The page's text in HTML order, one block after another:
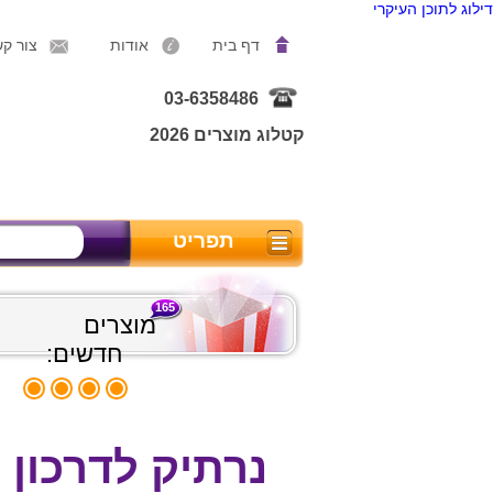
דילוג לתוכן העיקרי
דף בית אודות צור
03-6358486
קטלוג מוצרים 2026
תפריט
מוצרים
חדשים:
165
נרתיק